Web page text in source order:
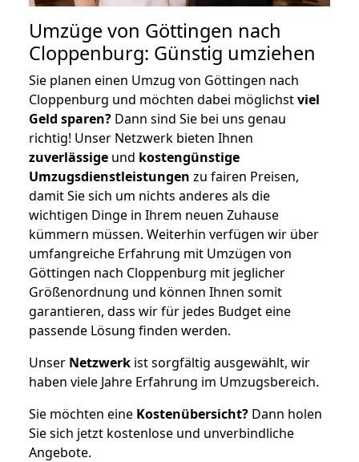
Umzüge von Göttingen nach
Cloppenburg: Günstig umziehen
Sie planen einen Umzug von Göttingen nach
Cloppenburg und möchten dabei möglichstviel
Geld sparen? Dann sind Sie bei uns genau
richtig! Unser Netzwerk bieten Ihnen
zuverlässige und kostengünstige
Umzugsdienstleistungen zu fairen Preisen,
damit Sie sich um nichts anderes als die
wichtigen Dinge in Ihrem neuen Zuhause
kümmern müssen. Weiterhin verfügen wir über
umfangreiche Erfahrung mit Umzügen von
Göttingen nach Cloppenburg mit jeglicher
Größenordnung und können Ihnen somit
garantieren, dass wir für jedes Budget eine
passende Lösung finden werden.
Unser Netzwerk ist sorgfältig ausgewählt, wir
haben viele Jahre Erfahrung im Umzugsbereich.
Sie möchten eine Kostenübersicht? Dann holen
Sie sich jetzt kostenlose und unverbindliche
Angebote.